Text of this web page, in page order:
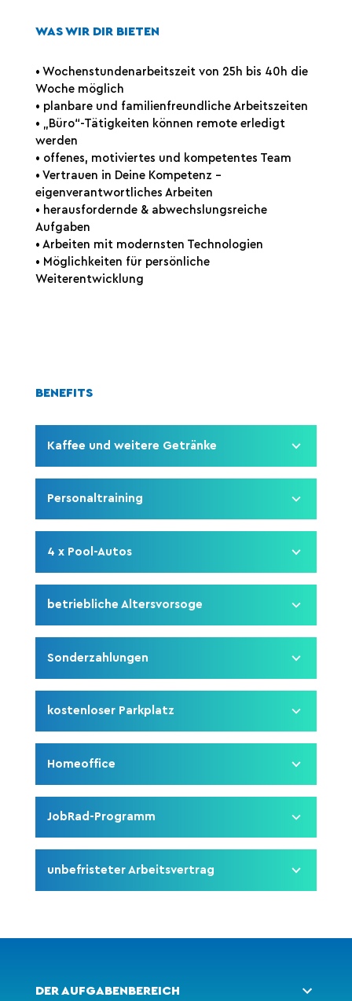
WAS WIR DIR BIETEN
• Wochenstundenarbeitszeit von 25h bis 40h die
Woche möglich
• planbare und familienfreundliche Arbeitszeiten
• „Büro“-Tätigkeiten können remote erledigt
werden
• offenes, motiviertes und kompetentes Team
• Vertrauen in Deine Kompetenz –
eigenverantwortliches Arbeiten
• herausfordernde & abwechslungsreiche
Aufgaben
• Arbeiten mit modernsten Technologien
• Möglichkeiten für persönliche
Weiterentwicklung
BENEFITS
Kaffee und weitere Getränke
Personaltraining
4 x Pool-Autos
betriebliche Altersvorsoge
Sonderzahlungen
kostenloser Parkplatz
Homeoffice
JobRad-Programm
unbefristeter Arbeitsvertrag
DER AUFGABENBEREICH